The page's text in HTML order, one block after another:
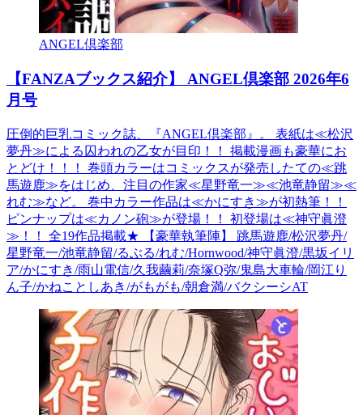
ANGEL倶楽部
【FANZAブックス紹介】 ANGEL倶楽部 2026年6
月号
圧倒的巨乳コミック誌、『ANGEL倶楽部』。 表紙は≪松沢
夢丹≫による囚われの乙女が目印！！ 掲載漫画も豪華にお
とどけ！！！ 巻頭カラーはコミックスが発売したての≪跳
馬遊鹿≫をはじめ、注目の作家≪星野竜一≫≪池竜静留≫≪
れむ≫など。 巻中カラー作品は≪かにすき≫が初熱筆！！
ピンナップは≪カノン砲≫が登場！！ 初登場は≪神守眞澄
≫！！ 全19作品掲載★ 【豪華執筆陣】 跳馬遊鹿/松沢夢丹/
星野竜一/池竜静留/るぶる/れむ/Hornwood/神守眞澄/黒坂イリ
ア/かにすき/雨山電信/久我繭莉/奈塚Q弥/鬼島大車輪/岡江り
ん子/かねことしあき/がもがも/朝倉満/バクシーシAT